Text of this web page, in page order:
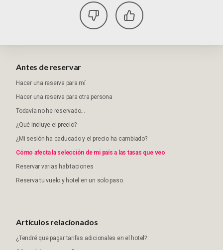
Antes de reservar
Hacer una reserva para mí
Hacer una reserva para otra persona
Todavía no he reservado...
¿Qué incluye el precio?
¿Mi sesión ha caducado y el precio ha cambiado?
Cómo afecta la selección de mi país a las tasas que veo
Reservar varias habitaciones
Reserva tu vuelo y hotel en un solo paso.
Artículos relacionados
¿Tendré que pagar tarifas adicionales en el hotel?